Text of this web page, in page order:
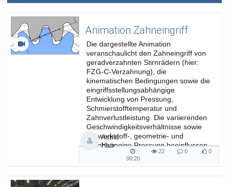
Animation Zahneingriff
Die dargestellte Animation
veranschaulicht den Zahneingriff von
geradverzahnten Stirnrädern (hier:
FZG-C-Verzahnung), die
kinematischen Bedingungen sowie die
eingriffsstellungsabhängige
Entwicklung von Pressung,
Schmierstofftemperatur und
Zahnverlustleistung. Die variierenden
Geschwindigkeitsverhältnisse sowie
die werkstoff-, geometrie- und
lastabhängige Pressung beeinflussen
Astrid
Haar
00:20
00:20
22
views
0
Kommentare
0
likes